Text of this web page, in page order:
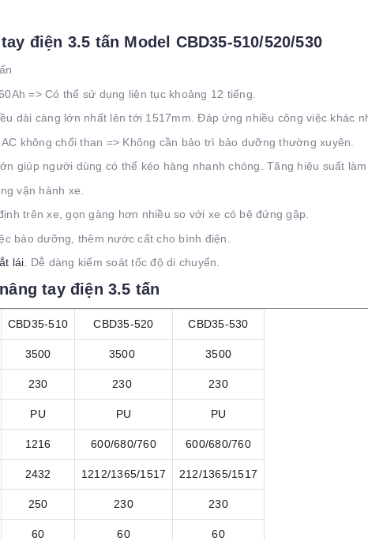
điện 3.5 tấn Model CBD35-510/520/530
=> Có thể sử dụng liên tục khoảng 12 tiếng.
dài càng lớn nhất lên tới 1517mm. Đáp ứng nhiều công việc khác
không chổi than => Không cần bảo trì bảo dưỡng thường xuyên.
giúp người dùng có thể kéo hàng nhanh chóng. Tăng hiệu suất
vận hành xe.
trên xe, gọn gàng hơn nhiều so với xe có bệ đứng gập.
bảo dưỡng, thêm nước cất cho bình điện.
lái. Dễ dàng kiểm soát tốc độ di chuyển.
tay điện 3.5 tấn
CBD35-510 CBD35-520 CBD35-530
3500 3500 3500
230 230 230
PU PU PU
1216 600/680/760 600/680/760
2432 1212/1365/1517 212/1365/1517
250 230 230
60 60 60